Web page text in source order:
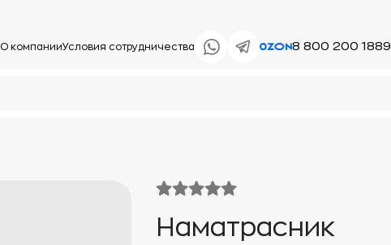
О компанииУсловия сотрудничества 8 800 200 1889
Наматрасник